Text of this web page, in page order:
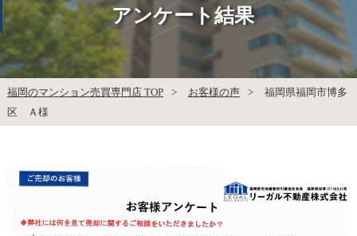
アンケート結果
福岡のマンション売買専門店 TOP お客様の声
福岡県福岡市博多
区 Ａ様